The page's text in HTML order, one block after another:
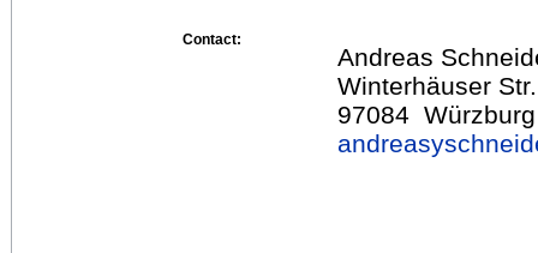
Contact:
Andreas
Winterhäuser
97084 Würzburg